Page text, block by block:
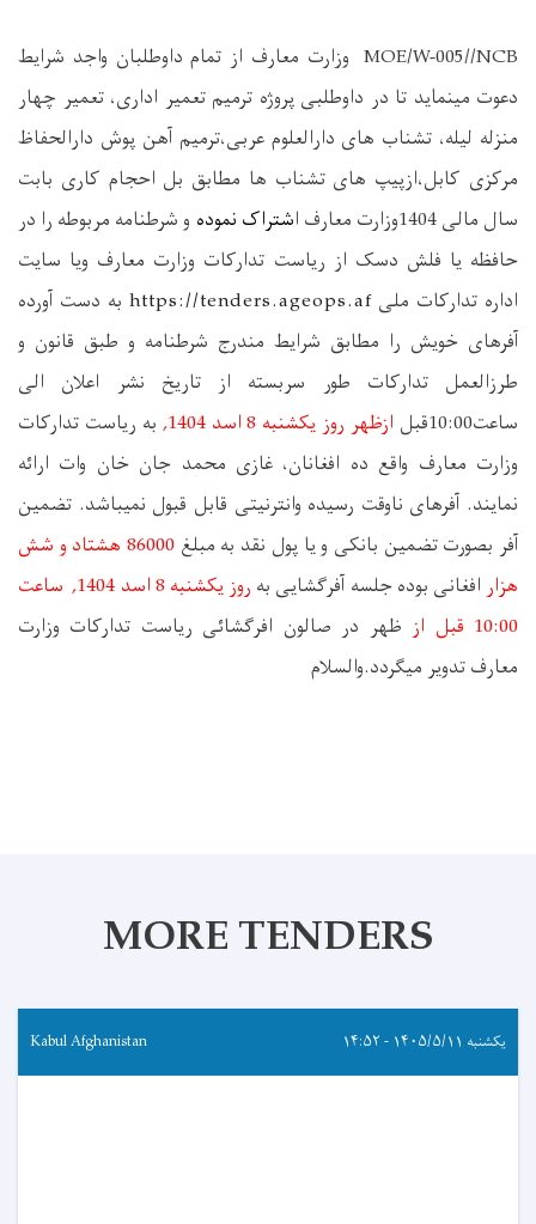
MOE/W-005//NCB وزارت معارف از تمام داوطلبان واجد شرایط
دعوت مینماید تا در داوطلبی پروژه ترمیم تعمیر اداری، تعمیر چهار
منزله لیله، تشناب های دارالعلوم عربی،ترمیم آهن پوش دارالحفاظ
مرکزی کابل،ازپیپ های تشناب ها مطابق بل احجام کاری بابت
سال مالی 1404وزارت معارف ا
شتراک نموده و شرطنامه مربوطه را در
حافظه یا فلش دسک از ریاست تدارکات وزارت معارف ویا سایت
اداره تدارکات ملیhttps://tenders.ageops.af به دست آورده
آفرهای خویش را مطابق شرایط مندرج شرطنامه و طبق قانون و
طرزالعمل تدارکات طور سربسته از تاریخ نشر اعلان الی
ساعت10:00قبل
ازظهر روز یکشنبه 8اسد 1404, به ریاست تدارکات
وزارت معارف واقع ده افغانان، غازی محمد جان خان وات ارائه
نمایند. آفرهای ناوقت رسیده وانترنیتی قابل قبول نمیباشد. تضمین
آفر بصورت تضمین بانکی و یا پول نقد به مبلغ 86000 هشتاد و شش
هزارافغانی بوده جلسه آفرگشایی به روز یکشنبه 8اسد 1404, ساعت
10:00 قبل ازظهر در صالون افرگشائی ریاست تدارکات وزارت
معارف تدویر میگردد.والسلام
MORE TENDERS
یکشنبه ۱۴۰۵/۵/۱۱ - ۱۴:۵۲ Kabul Afghanistan